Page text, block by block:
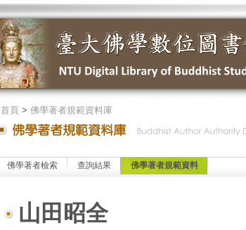
首頁> 佛學著者規範資料庫
佛學著者檢索 查詢結果 佛學著者規範資料
山田昭全